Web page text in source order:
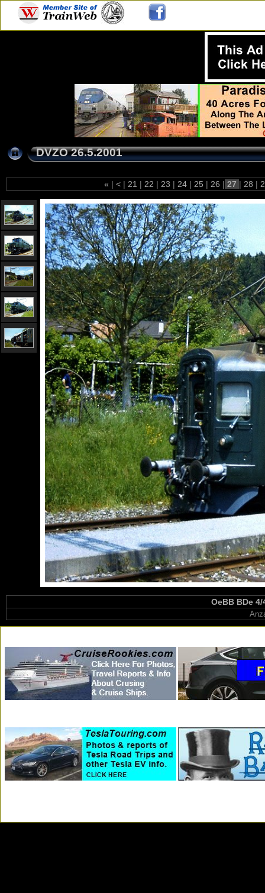
DVZO 26.5.2001
« | < | 21 | 22 | 23 | 24 | 25 | 26 | 27 | 28 |
OeBB BDe